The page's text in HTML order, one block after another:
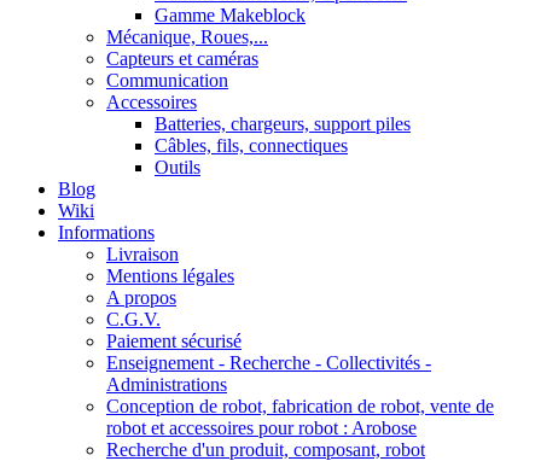
Gamme Makeblock
Mécanique, Roues,...
Capteurs et caméras
Communication
Accessoires
Batteries, chargeurs, support piles
Câbles, fils, connectiques
Outils
Blog
Wiki
Informations
Livraison
Mentions légales
A propos
C.G.V.
Paiement sécurisé
Enseignement - Recherche - Collectivités -
Administrations
Conception de robot, fabrication de robot, vente de
robot et accessoires pour robot : Arobose
Recherche d'un produit, composant, robot